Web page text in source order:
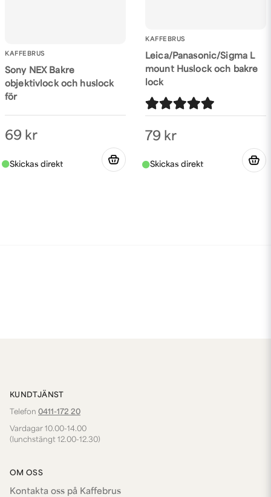
KAFFEBRUS
Sony NEX Bakre
objektivlock och huslock
för
69 kr
KAFFEBRUS
Leica/Panasonic/Sigma L
mount Huslock och bakre
lock
79 kr
KUNDTJÄNST
Telefon 0411-172 20
Vardagar 10.00-14.00
(lunchstängt 12.00-12.30)
OM OSS
Kontakta oss på Kaffebrus